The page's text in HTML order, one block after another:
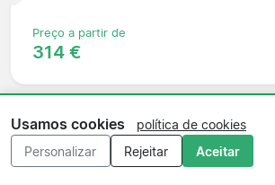
Preço a partir de
314 €
Crystal Palace
Usamos cookies
política de cookies
Personalizar
Rejeitar Aceitar